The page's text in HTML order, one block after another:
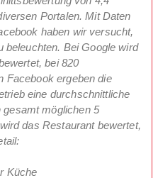
Portalen. Mit Daten
haben wir versucht,
beleuchten. Bei Google wird
bei 820
Facebook ergeben die
eine durchschnittliche
möglichen 5
das Restaurant bewertet,
Küche